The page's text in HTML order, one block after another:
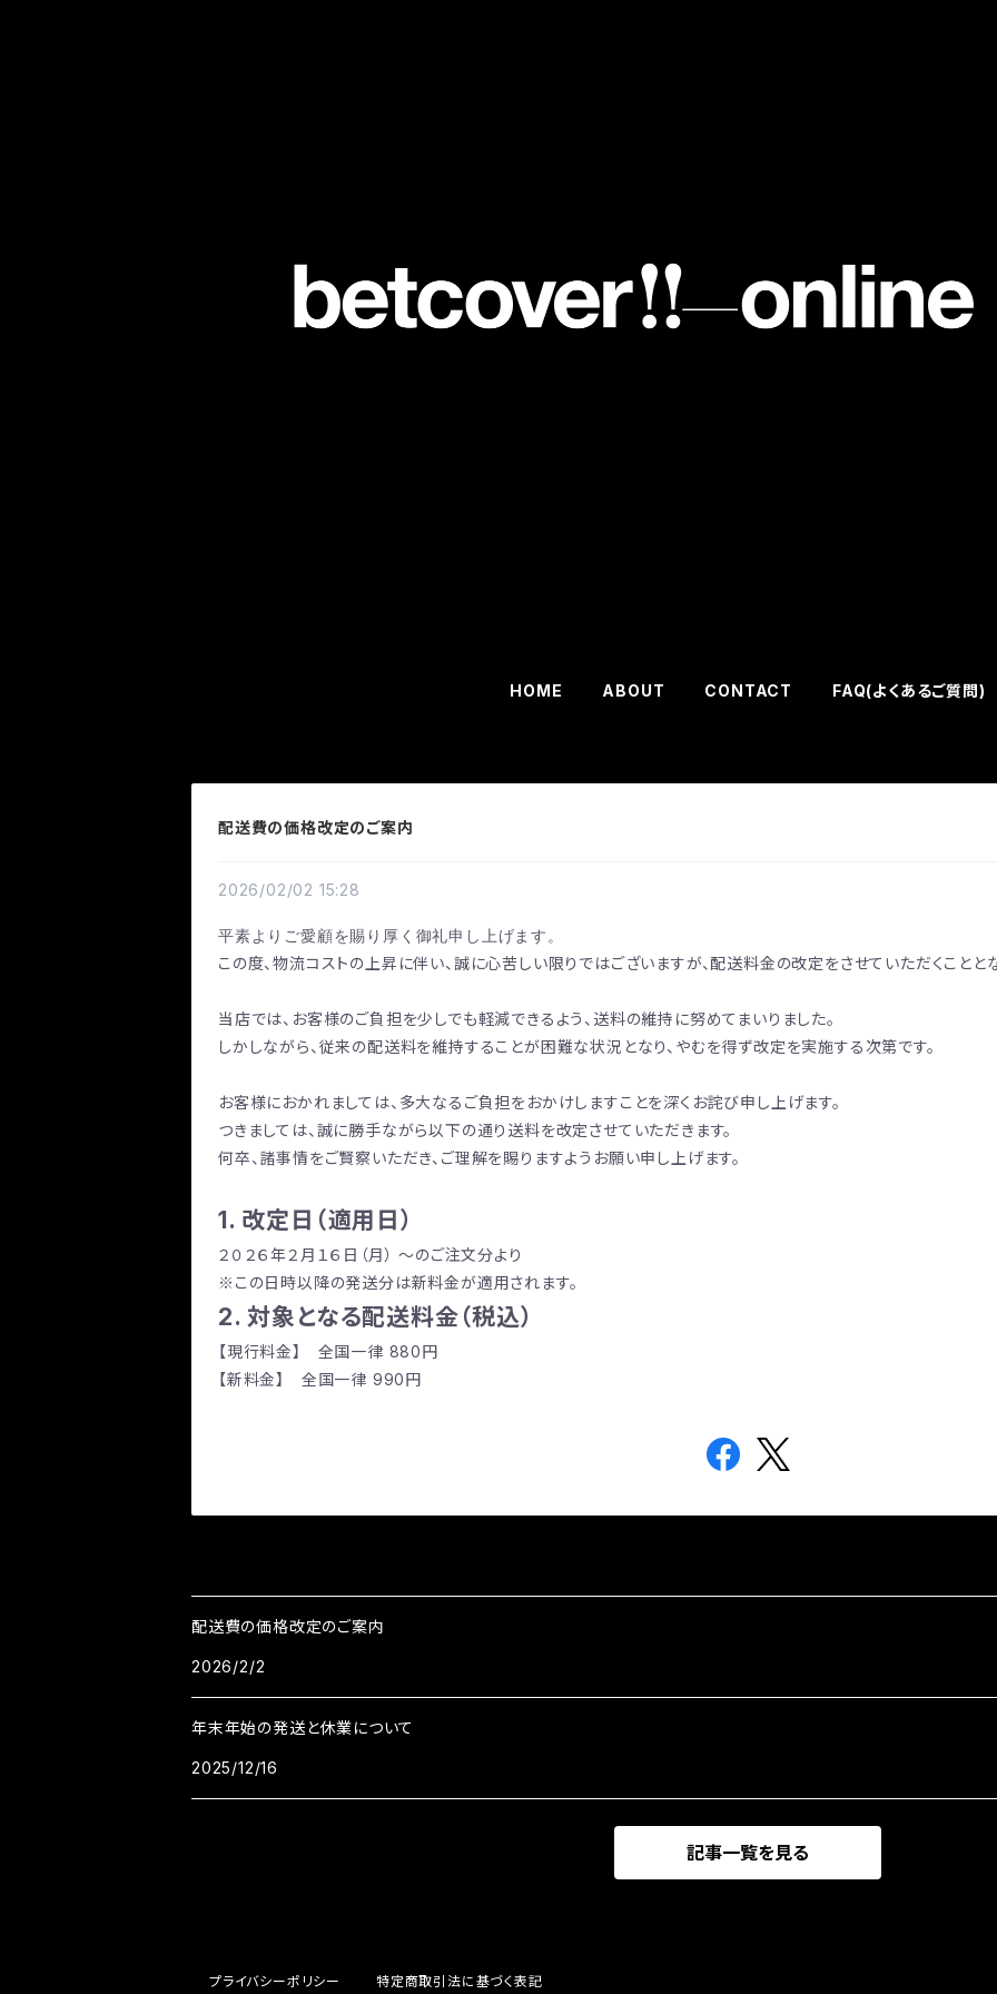
HOME ABOUT CONTACT FAQ(よくあるご質問)
配送費の価格改定のご案内
2026/02/02 15:28
平素よりご愛顧を賜り厚く御礼申し上げます。
この度、物流コストの上昇に伴い、誠に心苦しい限りではございますが、配送料金の改定をさせていただくことと
当店では、お客様のご負担を少しでも軽減できるよう、送料の維持に努めてまいりました。
しかしながら、従来の配送料を維持することが困難な状況となり、やむを得ず改定を実施する次第です。
お客様におかれましては、多大なるご負担をおかけしますことを深くお詫び申し上げます。
つきましては、誠に勝手ながら以下の通り送料を改定させていただきます。
何卒、諸事情をご賢察いただき、ご理解を賜りますようお願い申し上げます。
1. 改定日（適用日）
２０２６年２月１６日（月） 〜のご注文分より
※この日時以降の発送分は新料金が適用されます。
2. 対象となる配送料金（税込）
【現行料金】 全国一律 880円
【新料金】 全国一律 990円
配送費の価格改定のご案内
2026/2/2
年末年始の発送と休業について
2025/12/16
記事一覧を見る
プライバシーポリシー 特定商取引法に基づく表記